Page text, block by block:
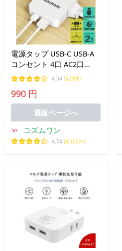
電源タップ USB-C USB-A
コンセント 4口 AC2口
USB2口 スイングプラグ コ
ンパクト 軽量 旅行 出張
テレワーク ベッドサイド
PSE認証 保証付き 隙間 た
4.54 (523件)
990 円
通販ページへ
コズムワン
4.74 (4,103件)